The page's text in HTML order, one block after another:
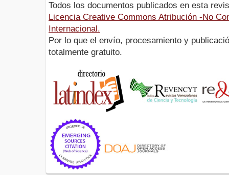
Todos los documentos publicados en esta
Licencia Creative Commons Atribución -No
Internacional.
Por lo que el envío, procesamiento y
totalmente gratuito.